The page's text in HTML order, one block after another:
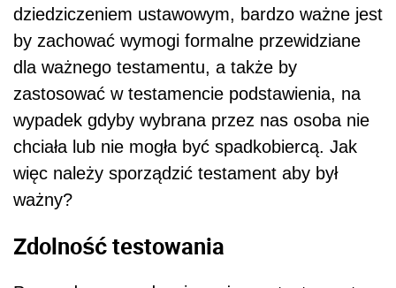
dziedziczeniem ustawowym, bardzo ważne jest
by zachować wymogi formalne przewidziane
dla ważnego testamentu, a także by
zastosować w testamencie podstawienia, na
wypadek gdyby wybrana przez nas osoba nie
chciała lub nie mogła być spadkobiercą. Jak
więc należy sporządzić testament aby był
ważny?
Zdolność testowania